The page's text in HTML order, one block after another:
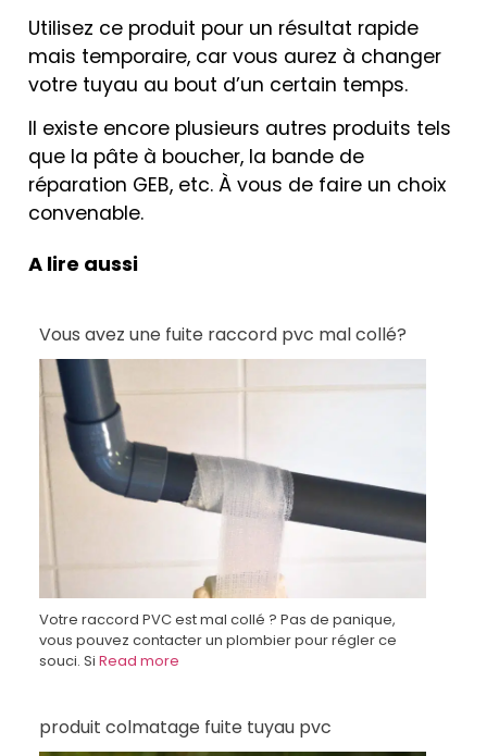
Utilisez ce produit pour un résultat rapide
mais temporaire, car vous aurez à changer
votre tuyau au bout d’un certain temps.
Il existe encore plusieurs autres produits tels
que la pâte à boucher, la bande de
réparation GEB, etc. À vous de faire un choix
convenable.
A lire aussi
Vous avez une fuite raccord pvc mal collé?
Votre raccord PVC est mal collé ? Pas de panique,
vous pouvez contacter un plombier pour régler ce
souci. Si Read more
produit colmatage fuite tuyau pvc